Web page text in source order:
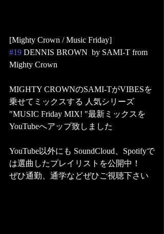
[Mighty Crown / Music Friday]
#19 DENNIS BROWN  by SAMI-T from
Mighty Crown
MIGHTY CROWNのSAMI-TがVIBESを
乗せてミックスする 人気シリーズ
"MUSIC Friday MIX! "最新ミックスを
YouTubeへアップ致しました
YouTube以外にも SoundCloud、Spotifyで
は選曲したプレイリストを公開中！
ぜひ通勤、通学などぜひご視聴下さい